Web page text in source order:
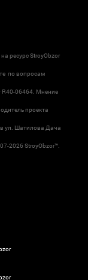
ресурс StroyObzor
по вопросам
R40-06464. Мнение
проекта
ул. Шатилова Дача
2026 StroyObzor™.